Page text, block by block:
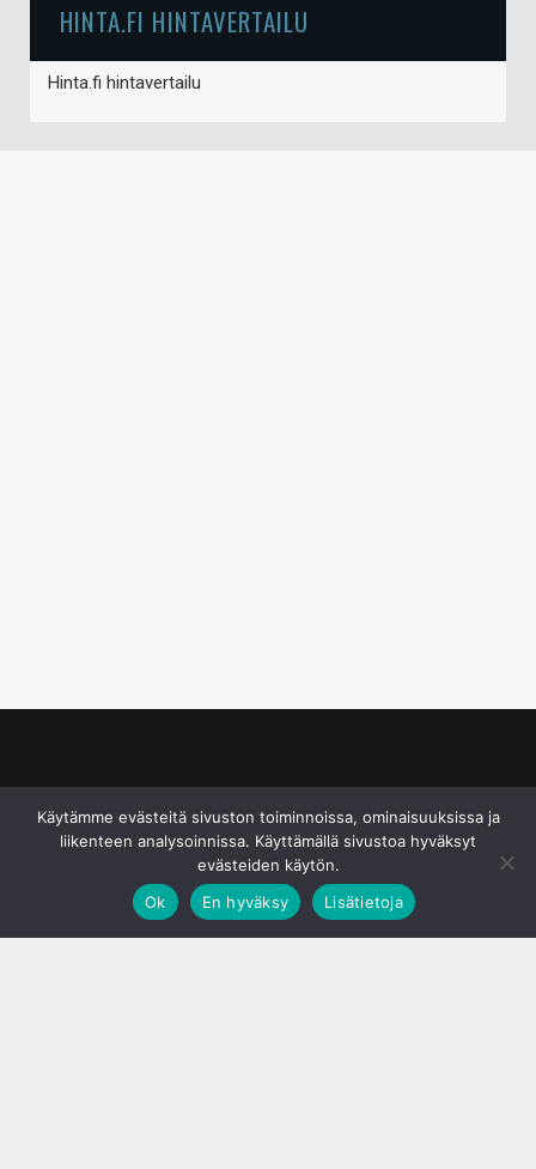
HINTA.FI HINTAVERTAILU
Hinta.fi hintavertailu
Käytämme evästeitä sivuston toiminnoissa, ominaisuuksissa ja
liikenteen analysoinnissa. Käyttämällä sivustoa hyväksyt
evästeiden käytön.
Ok
En hyväksy Lisätietoja